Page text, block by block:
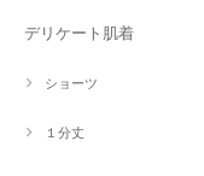
デリケート肌着
ショーツ
１分丈